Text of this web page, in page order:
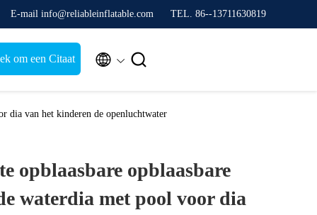
E-mail info@reliableinflatable.com TEL. 86--13711630819
om een Citaat  
dia van het kinderen de openluchtwater
opblaasbare opblaasbare
waterdia met pool voor dia